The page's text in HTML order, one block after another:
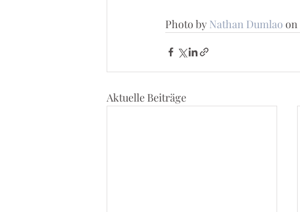
Photo by Nathan Dumlao on
Aktuelle Beiträge